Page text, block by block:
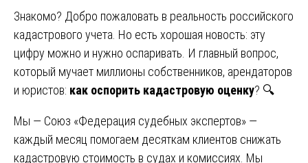
Знакомо? Добро пожаловать в реальность российского
кадастрового учета. Но есть хорошая новость: эту
цифру можно и нужно оспаривать. И главный вопрос,
который мучает миллионы собственников, арендаторов
и юристов: как оспорить кадастровую оценку? 🔍
Мы — Союз «Федерация судебных экспертов» —
каждый месяц помогаем десяткам клиентов снижать
кадастровую стоимость в судах и комиссиях. Мы